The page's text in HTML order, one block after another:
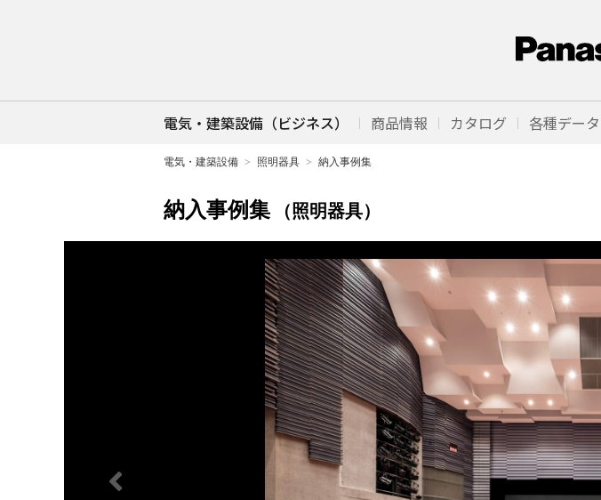
電気・建築設備（ビジネス） 商品情報 カタログ 各種データ
電気・建築設備 照明器具 納入事例集
納入事例集 （照明器具）